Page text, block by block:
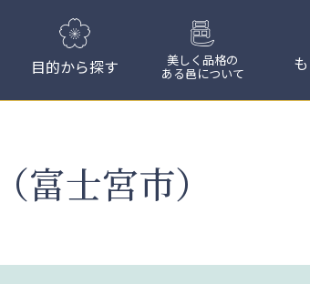
目的から探す 美しく品格の
ある邑について
富士宮市）